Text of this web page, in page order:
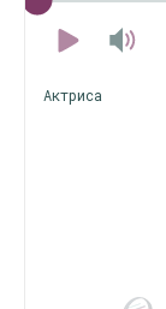
Актриса